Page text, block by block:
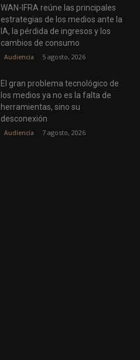
WAN-IFRA reúne las principales
estrategias de los medios ante la
IA, la pérdida de ingresos y los
cambios de consumo
Audiencia 5 agosto, 2026
El gran problema tecnológico de
los medios ya no es la falta de
herramientas, sino su
desconexión
Audiencia 7 agosto, 2026